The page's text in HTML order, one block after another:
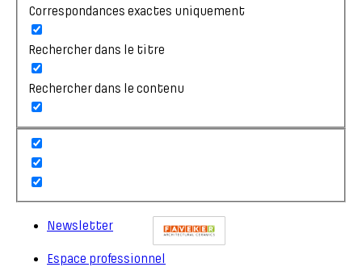
Correspondances exactes uniquement
Rechercher dans le titre
Rechercher dans le contenu
Newsletter
Espace professionnel